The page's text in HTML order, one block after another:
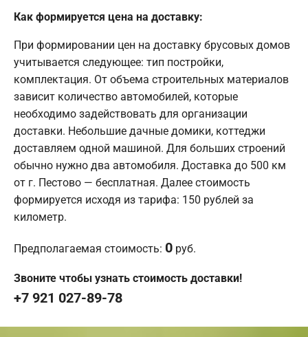
Как формируется цена на доставку:
При формировании цен на доставку брусовых домов
учитывается следующее: тип постройки,
комплектация. От объема строительных материалов
зависит количество автомобилей, которые
необходимо задействовать для организации
доставки. Небольшие дачные домики, коттеджи
доставляем одной машиной. Для больших строений
обычно нужно два автомобиля. Доставка до 500 км
от г. Пестово — бесплатная. Далее стоимость
формируется исходя из тарифа: 150 рублей за
километр.
Предполагаемая стоимость: 0 руб.
Звоните чтобы узнать стоимость доставки!
+7 921 027-89-78